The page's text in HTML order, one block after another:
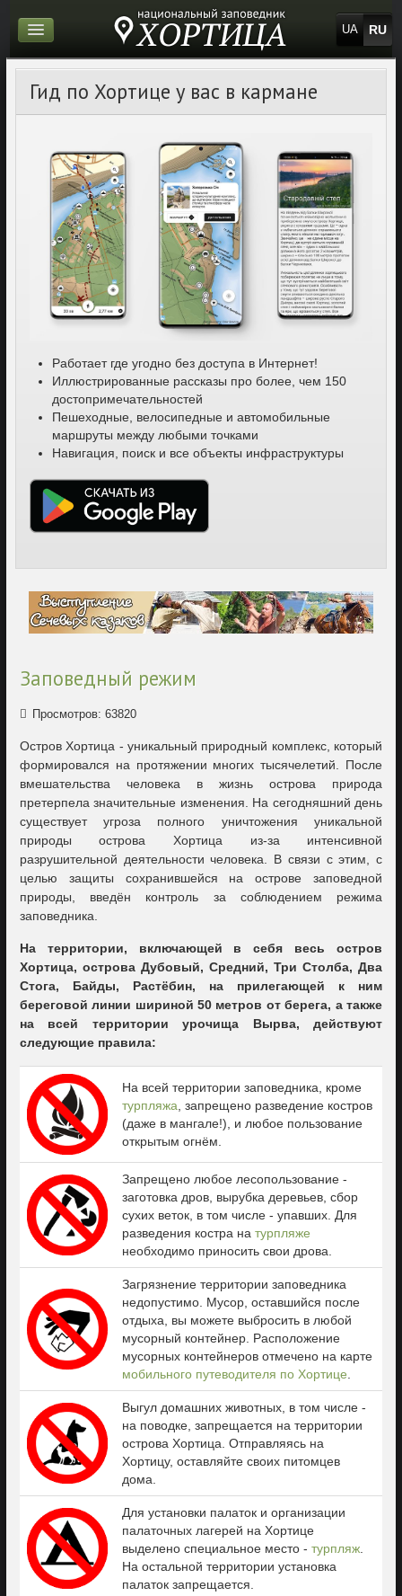
UA RU
Гид по Хортице у вас в кармане
Работает где угодно без доступа в Интернет!
Иллюстрированные рассказы про более, чем 150
достопримечательностей
Пешеходные, велосипедные и автомобильные
маршруты между любыми точками
Навигация, поиск и все объекты инфраструктуры
Заповедный режим
Просмотров: 63820
Остров Хортица - уникальный природный комплекс, который
формировался на протяжении многих тысячелетий. После
вмешательства человека в жизнь острова природа
претерпела значительные изменения. На сегодняшний день
существует угроза полного уничтожения уникальной
природы острова Хортица из-за интенсивной
разрушительной деятельности человека. В связи с этим, с
целью защиты сохранившейся на острове заповедной
природы, введён контроль за соблюдением режима
заповедника.
На территории, включающей в себя весь остров
Хортица, острова Дубовый, Средний, Три Столба, Два
Стога, Байды, Растёбин, на прилегающей к ним
береговой линии шириной 50 метров от берега, а также
на всей территории урочища Вырва, действуют
следующие правила:
На всей территории заповедника, кроме
турпляжа , запрещено разведение костров
(даже в мангале!), и любое пользование
открытым огнём.
Запрещено любое лесопользование -
заготовка дров, вырубка деревьев, сбор
сухих веток, в том числе - упавших. Для
разведения костра на турпляже
необходимо приносить свои дрова.
Загрязнение территории заповедника
недопустимо. Мусор, оставшийся после
отдыха, вы можете выбросить в любой
мусорный контейнер. Расположение
мусорных контейнеров отмечено на карте
мобильного путеводителя по Хортице
Выгул домашних животных, в том числе -
на поводке, запрещается на территории
острова Хортица. Отправляясь на
Хортицу, оставляйте своих питомцев
дома.
Для установки палаток и организации
палаточных лагерей на Хортице
выделено специальное место - турпляж.
На остальной территории установка
палаток запрещается.